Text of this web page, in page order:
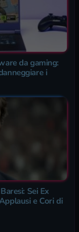
da gaming:
i
Sei Ex
e Cori di